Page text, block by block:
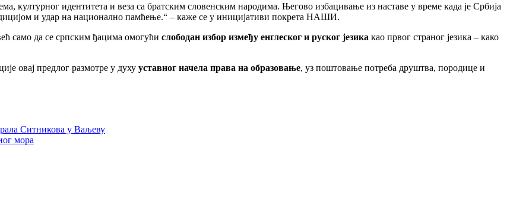
културног идентитета и веза са братским словенским народима. Његово избацивање из наставе у време када је Србија
и удар на национално памћење.“ – каже се у иницијативи покрета НАШИ.
само да се српским ђацима омогући слободан избор између енглеског и руског језика као првог страног језика – како
овај предлог размотре у духу уставног начела права на образовање, уз поштовање потреба друштва, породице и
Ситникова у Ваљеву
мора